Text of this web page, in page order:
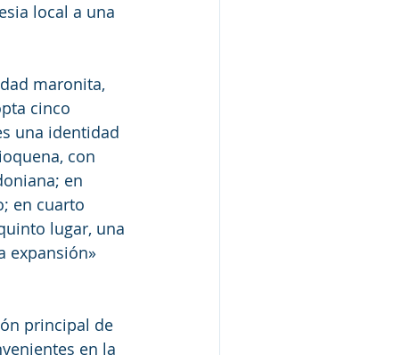
local a una
maronita,
cinco
una identidad
con
en
en cuarto
lugar, una
expansión»
principal de
en la